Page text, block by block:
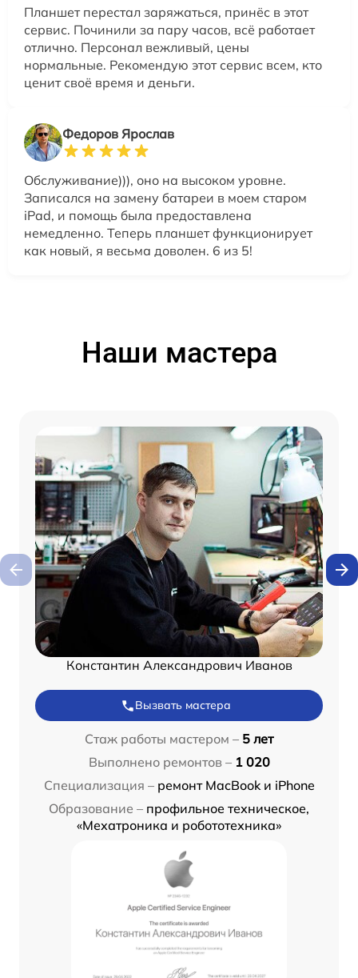
Планшет перестал заряжаться, принёс в этот
сервис. Починили за пару часов, всё работает
отлично. Персонал вежливый, цены
нормальные. Рекомендую этот сервис всем, кто
ценит своё время и деньги.
Федоров Ярослав
Обслуживание))), оно на высоком уровне.
Записался на замену батареи в моем старом
iPad, и помощь была предоставлена
немедленно. Теперь планшет функционирует
как новый, я весьма доволен. 6 из 5!
Наши мастера
Константин Александрович Иванов
Вызвать мастера
Стаж работы мастером – 5 лет
Выполнено ремонтов – 1 020
Специализация – ремонт MacBook и iPhone
Образование – профильное техническое,
«Мехатроника и робототехника»